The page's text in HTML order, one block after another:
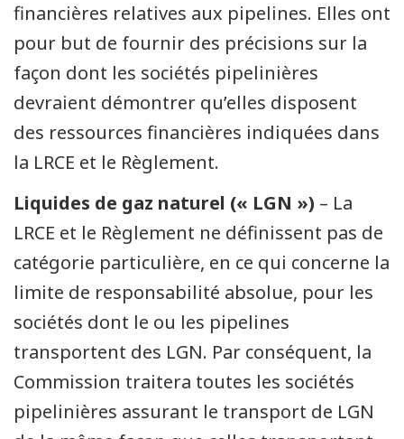
financières relatives aux pipelines. Elles ont
pour but de fournir des précisions sur la
façon dont les sociétés pipelinières
devraient démontrer qu’elles disposent
des ressources financières indiquées dans
la LRCE et le Règlement.
Liquides de gaz naturel (« LGN ») – La
LRCE et le Règlement ne définissent pas de
catégorie particulière, en ce qui concerne la
limite de responsabilité absolue, pour les
sociétés dont le ou les pipelines
transportent des LGN. Par conséquent, la
Commission traitera toutes les sociétés
pipelinières assurant le transport de LGN